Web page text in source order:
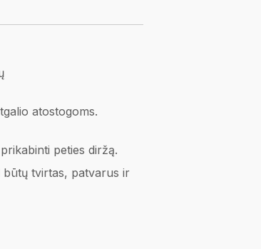
atostogoms.
peties diržą.
būtų tvirtas, patvarus ir